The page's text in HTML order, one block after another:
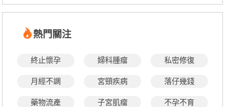
熱門關注
終止懷孕 婦科腫瘤 私密修復
月經不調 宮頸疾病 落仔幾錢
藥物流產 子宮肌瘤 不孕不育